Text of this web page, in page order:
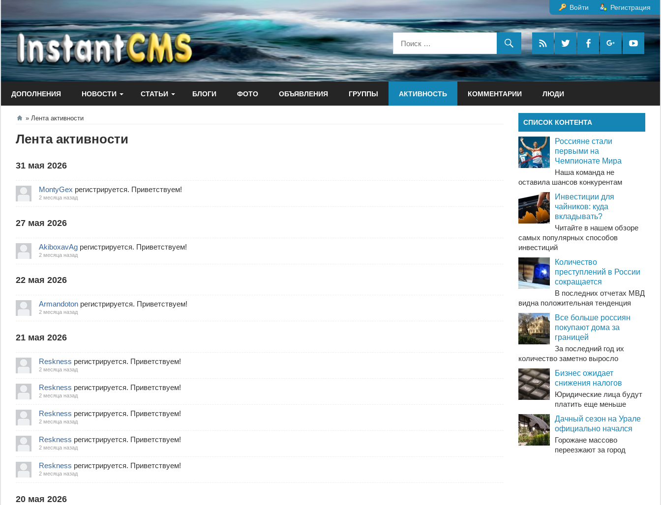
к
содержанию
Войти Регистрация
ДОПОЛНЕНИЯ НОВОСТИ СТАТЬИ БЛОГИ ФОТО ОБЪЯВЛЕНИЯ ГРУППЫ АКТИВНОСТЬ КОММЕНТАРИИ ЛЮДИ
Лента активности
Лента активности
31 мая 2026
MontyGex регистрируется. Приветствуем!
2 месяца назад
27 мая 2026
AkiboxavAg регистрируется. Приветствуем!
2 месяца назад
22 мая 2026
Armandoton регистрируется. Приветствуем!
2 месяца назад
21 мая 2026
Reskness регистрируется. Приветствуем!
2 месяца назад
Reskness регистрируется. Приветствуем!
2 месяца назад
Reskness регистрируется. Приветствуем!
2 месяца назад
Reskness регистрируется. Приветствуем!
2 месяца назад
Reskness регистрируется. Приветствуем!
2 месяца назад
20 мая 2026
СПИСОК КОНТЕНТА
Россияне стали
первыми на
Чемпионате Мира
Наша команда не
оставила шансов конкурентам
Инвестиции для
чайников: куда
вкладывать?
Читайте в нашем обзоре
самых популярных способов
инвестиций
Количество
преступлений в России
сокращается
В последних отчетах МВД
видна положительная тенденция
Все больше россиян
покупают дома за
границей
За последний год их
количество заметно выросло
Бизнес ожидает
снижения налогов
Юридические лица будут
платить еще меньше
Дачный сезон на Урале
официально начался
Горожане массово
переезжают за город